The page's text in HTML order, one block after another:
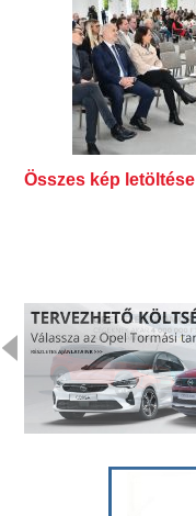
Összes kép letöltése